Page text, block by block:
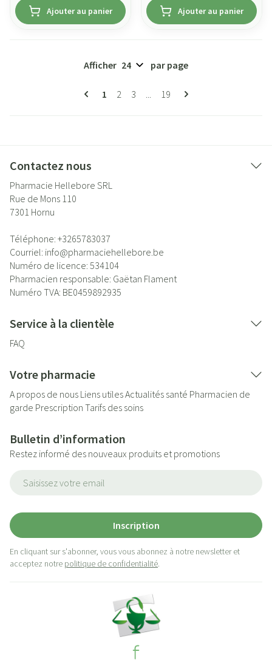
Ajouter au panier Ajouter au panier
Pages
Vous lisez actuellement la page
1 Page
2 Page
3 ... Page
19
Afficher par page
Contactez nous
Pharmacie Hellebore SRL
Rue de Mons 110
7301 Hornu
Téléphone: +3265783037
Courriel: info@pharmaciehellebore.be
Numéro de licence: 534104
Pharmacien responsable: Gaëtan Flament
Numéro TVA: BE0459892935
Service à la clientèle
FAQ
Votre pharmacie
A propos de nous Liens utilesActualités santé Pharmacien de
garde Prescription Tarifs des soins
Bulletin d’information
Restez informé des nouveaux produits et promotions
Inscription
En cliquant sur s'abonner, vous vous abonnez à notre newsletter et
acceptez notre politique de confidentialité.